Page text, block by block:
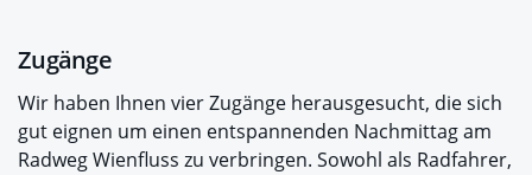
Zugänge
Wir haben Ihnen vier Zugänge herausgesucht, die sich
gut eignen um einen entspannenden Nachmittag am
Radweg Wienfluss zu verbringen. Sowohl als Radfahrer,